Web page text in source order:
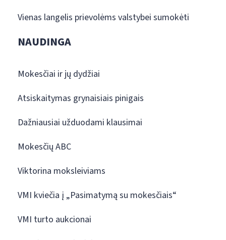
Vienas langelis prievolėms valstybei sumokėti
NAUDINGA
Mokesčiai ir jų dydžiai
Atsiskaitymas grynaisiais pinigais
Dažniausiai užduodami klausimai
Mokesčių ABC
Viktorina moksleiviams
VMI kviečia į „Pasimatymą su mokesčiais“
VMI turto aukcionai